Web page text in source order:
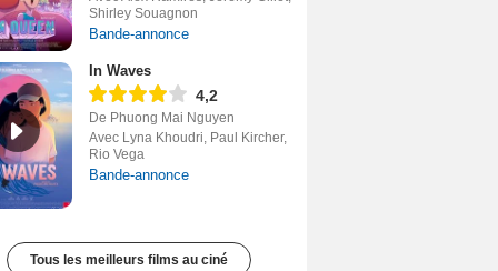
Shirley Souagnon
Bande-annonce
In Waves
4,2
De Phuong Mai Nguyen
Avec Lyna Khoudri, Paul Kircher,
Rio Vega
Bande-annonce
Tous les meilleurs films au ciné